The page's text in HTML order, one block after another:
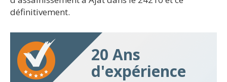
définitivement.
20 Ans
d'expérience